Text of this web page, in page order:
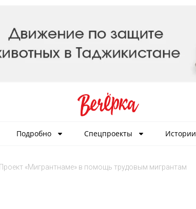
Подробно Спецпроекты Истории
Проект «Мигрантнаме» в помощь трудовым мигрантам